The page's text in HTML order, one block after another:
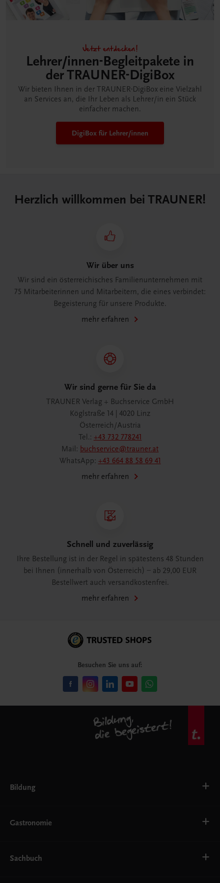
Jetzt entdecken!
Lehrer/innen-Begleitpakete in
der TRAUNER-DigiBox
Wir bieten Ihnen in der TRAUNER-DigiBox eine Vielzahl
an Services an, die Ihr Leben als Lehrer/in ein Stück
einfacher machen.
DigiBox für Lehrer/innen
Herzlich willkommen bei TRAUNER!
Wir über uns
Wir sind ein österreichisches Familienunternehmen mit
75 Mitarbeiterinnen und Mitarbeitern, die eines verbindet:
Begeisterung für unsere Produkte.
mehr erfahren
Wir sind gerne für Sie da
TRAUNER Verlag + Buchservice GmbH
Köglstraße 14 | 4020 Linz
Österreich/Austria
Tel.: +43 732 778241
Mail: buchservice@trauner.at
WhatsApp: +43 664 88 58 69 41
mehr erfahren
Schnell und zuverlässig
Ihre Bestellung ist in der Regel in spätestens 48 Stunden
bei Ihnen (innerhalb von Österreich) – ab 29,00 EUR
Bestellwert auch versandkostenfrei.
mehr erfahren
Besuchen Sie uns auf:
Bildung
AHS
EWF/ZWF
FW
Gastronomie
Getränke
Sachbuch